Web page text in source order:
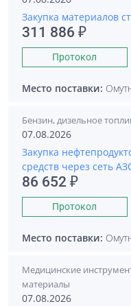
Закупка материалов
311 886 ₽
Протокол
Место поставки:
Бензин, дизельное
07.08.2026
Закупка
средств через сеть
86 652 ₽
Протокол
Место поставки:
Медицинские
материалы
07.08.2026